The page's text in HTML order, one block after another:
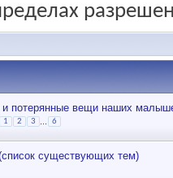
и потерянные вещи наших
1 2 3 6
существующих тем)